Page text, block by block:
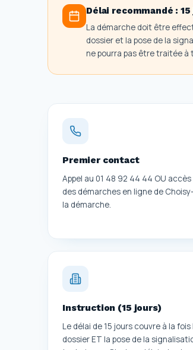
Délai recommandé :
La démarche doit être
dossier et la pose de la
ne pourra pas être traitée à
Premier contact
Appel au 01 48 92 44 44 OU
des démarches en ligne de
la démarche.
Instruction (15 jours)
Le délai de 15 jours couvre à la
dossier ET la pose de la